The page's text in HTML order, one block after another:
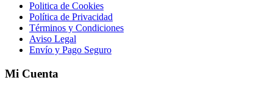
Politica de Cookies
Política de Privacidad
Términos y Condiciones
Aviso Legal
Envío y Pago Seguro
Mi Cuenta